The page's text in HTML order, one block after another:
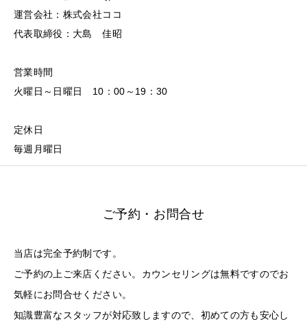
運営会社：株式会社ココ
代表取締役：大島 佳昭
営業時間
火曜日～日曜日 10：00～19：30
定休日
毎週月曜日
ご予約・お問合せ
当店は完全予約制です。
ご予約の上ご来店ください。カウンセリングは無料ですのでお
気軽にお問合せください。
知識豊富なスタッフが対応致しますので、初めての方も安心し